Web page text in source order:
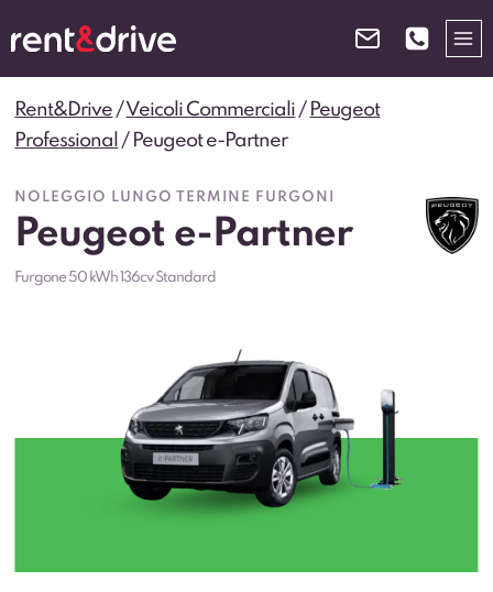
al
contenuto
Rent&Drive /Veicoli Commerciali / Peugeot
Professional / Peugeot e-Partner
NOLEGGIO LUNGO TERMINE FURGONI
Peugeot e-Partner
Furgone 50 kWh 136cv Standard